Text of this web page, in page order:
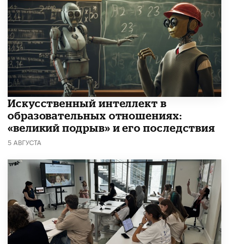
​Искусственный интеллект в
образовательных отношениях:
«великий подрыв» и его последствия
5 АВГУСТА